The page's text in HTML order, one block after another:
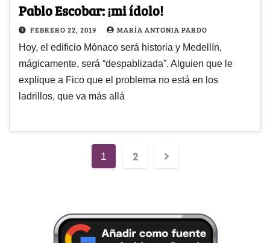
Pablo Escobar: ¡mi ídolo!
FEBRERO 22, 2019 MARÍA ANTONIA PARDO
Hoy, el edificio Mónaco será historia y Medellín,
mágicamente, será “despablizada”. Alguien que le
explique a Fico que el problema no está en los
ladrillos, que va más allá
1 2